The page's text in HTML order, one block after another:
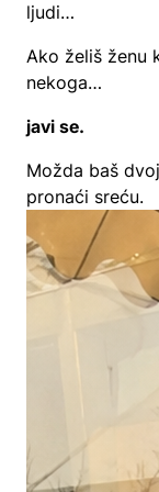
ljudi…
Ako želiš ženu
nekoga…
javi se.
Možda baš
pronaći sreću.